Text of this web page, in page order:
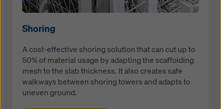
Shoring
A cost-effective shoring solution that can cut up to
50% of material usage by adapting the scaffolding
mesh to the slab thickness. It also creates safe
walkways between shoring towers and adapts to
uneven ground.